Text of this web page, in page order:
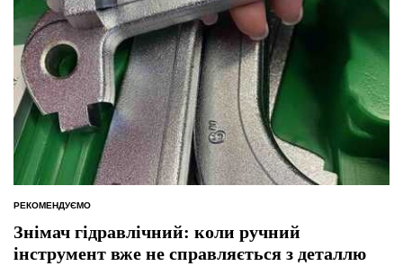
ОПУБЛІКУВАТИ
РЕКОМЕНДУЄМО
Знімач гідравлічний: коли ручний
інструмент вже не справляється з деталлю